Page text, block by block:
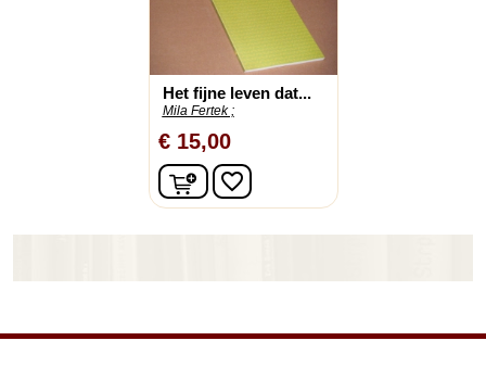
Het fijne leven dat...
Mila Fertek ;
€ 15,00
In winkelwagen
favorite_border